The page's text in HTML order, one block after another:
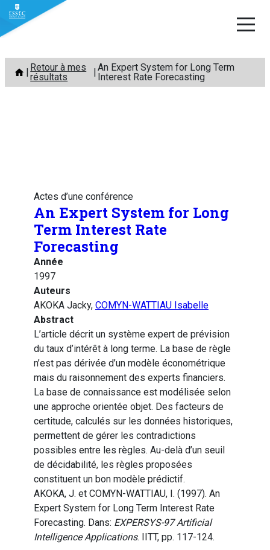
Aller
contenu
Retour à mes
résultats
An Expert System for Long Term
Interest Rate Forecasting
Actes d’une conférence
An Expert System for Long
Term Interest Rate
Forecasting
Année
1997
Auteurs
AKOKA Jacky, COMYN-WATTIAU Isabelle
Abstract
L’article décrit un système expert de prévision
du taux d’intérêt à long terme. La base de règle
n’est pas dérivée d’un modèle économétrique
mais du raisonnement des experts financiers.
La base de connaissance est modélisée selon
une approche orientée objet. Des facteurs de
certitude, calculés sur les données historiques,
permettent de gérer les contradictions
possibles entre les règles. Au-delà d’un seuil
de décidabilité, les règles proposées
constituent un bon modèle prédictif.
AKOKA, J. et COMYN-WATTIAU, I. (1997). An
Expert System for Long Term Interest Rate
Forecasting. Dans: EXPERSYS-97 Artificial
Intelligence Applications. IITT, pp. 117-124.